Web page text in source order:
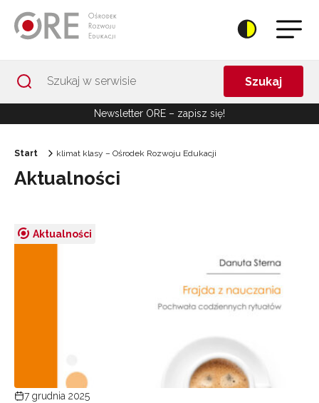
Szukaj
Newsletter ORE – zapisz się!
Start klimat klasy – Ośrodek Rozwoju Edukacji
Aktualności
Aktualności
7 grudnia 2025